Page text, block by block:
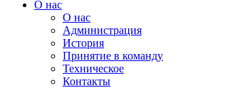
О нас
О нас
Администрация
История
Принятие в команду
Техническое
Контакты